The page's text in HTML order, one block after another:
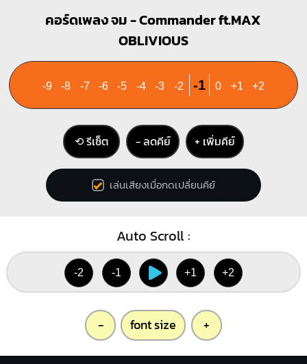
คอร์ดเพลง จม - Commander ft.MAX
OBLIVIOUS
-9 -8 -7 -6 -5 -4 -3 -2 -1 0 +1 +2
⟲ รีเซ็ต − ลดคีย์ + เพิ่มคีย์
เล่นเสียงเมื่อกดเปลี่ยนคีย์
Auto Scroll :
-2 -1 +1 +2
- font size +